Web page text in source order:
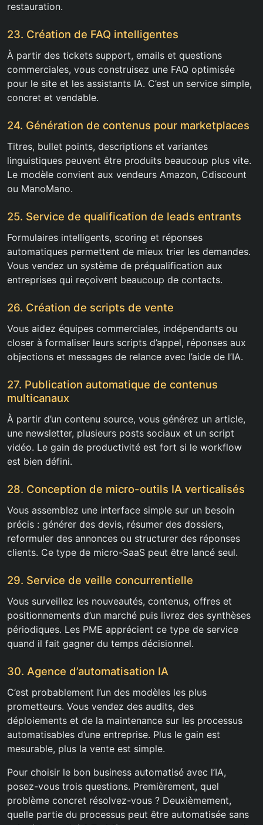
restauration.
23. Création de FAQ intelligentes
À partir des tickets support, emails et questions
commerciales, vous construisez une FAQ optimisée
pour le site et les assistants IA. C’est un service simple,
concret et vendable.
24. Génération de contenus pour marketplaces
Titres, bullet points, descriptions et variantes
linguistiques peuvent être produits beaucoup plus vite.
Le modèle convient aux vendeurs Amazon, Cdiscount
ou ManoMano.
25. Service de qualification de leads entrants
Formulaires intelligents, scoring et réponses
automatiques permettent de mieux trier les demandes.
Vous vendez un système de préqualification aux
entreprises qui reçoivent beaucoup de contacts.
26. Création de scripts de vente
Vous aidez équipes commerciales, indépendants ou
closer à formaliser leurs scripts d’appel, réponses aux
objections et messages de relance avec l’aide de l’IA.
27. Publication automatique de contenus
multicanaux
À partir d’un contenu source, vous générez un article,
une newsletter, plusieurs posts sociaux et un script
vidéo. Le gain de productivité est fort si le workflow
est bien défini.
28. Conception de micro-outils IA verticalisés
Vous assemblez une interface simple sur un besoin
précis : générer des devis, résumer des dossiers,
reformuler des annonces ou structurer des réponses
clients. Ce type de micro-SaaS peut être lancé seul.
29. Service de veille concurrentielle
Vous surveillez les nouveautés, contenus, offres et
positionnements d’un marché puis livrez des synthèses
périodiques. Les PME apprécient ce type de service
quand il fait gagner du temps décisionnel.
30. Agence d’automatisation IA
C’est probablement l’un des modèles les plus
prometteurs. Vous vendez des audits, des
déploiements et de la maintenance sur les processus
automatisables d’une entreprise. Plus le gain est
mesurable, plus la vente est simple.
Pour choisir le bon business automatisé avec l’IA,
posez-vous trois questions. Premièrement, quel
problème concret résolvez-vous ? Deuxièmement,
quelle partie du processus peut être automatisée sans